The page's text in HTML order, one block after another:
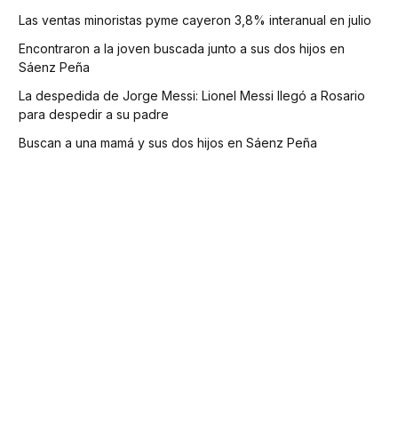
Las ventas minoristas pyme cayeron 3,8% interanual en julio
Encontraron a la joven buscada junto a sus dos hijos en
Sáenz Peña
La despedida de Jorge Messi: Lionel Messi llegó a Rosario
para despedir a su padre
Buscan a una mamá y sus dos hijos en Sáenz Peña